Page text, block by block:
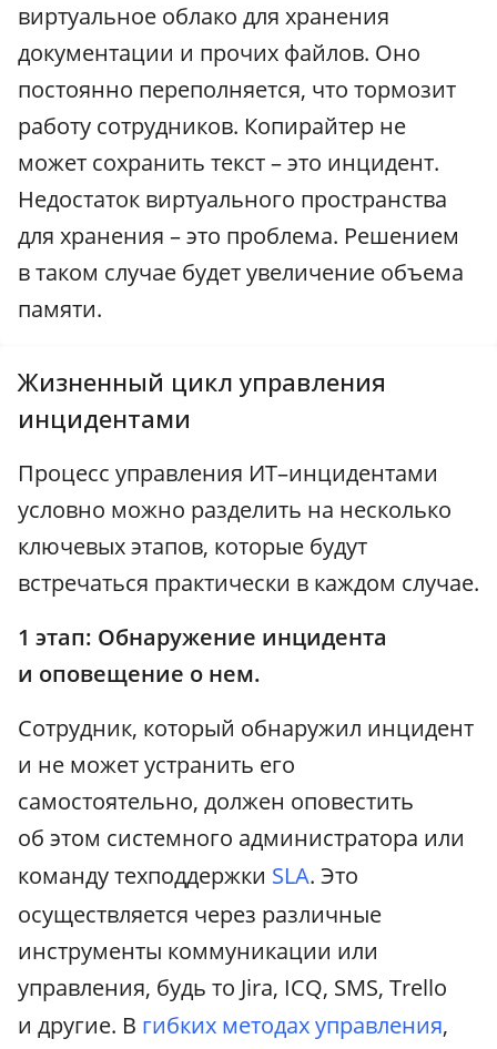
виртуальное облако для хранения
документации и прочих файлов. Оно
постоянно переполняется, что тормозит
работу сотрудников. Копирайтер не
может сохранить текст – это инцидент.
Недостаток виртуального пространства
для хранения – это проблема. Решением
в таком случае будет увеличение объема
памяти.
Жизненный цикл управления
инцидентами
Процесс управления ИТ–инцидентами
условно можно разделить на несколько
ключевых этапов, которые будут
встречаться практически в каждом случае.
1 этап: Обнаружение инцидента
и оповещение о нем.
Сотрудник, который обнаружил инцидент
и не может устранить его
самостоятельно, должен оповестить
об этом системного администратора или
команду техподдержки SLA. Это
осуществляется через различные
инструменты коммуникации или
управления, будь то Jira, ICQ, SMS, Trello
и другие. В гибких методах управления,